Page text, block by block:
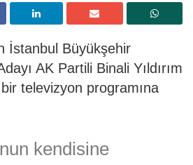
İstanbul Büyükşehir
AK Partili Binali Yıldırım
televizyon programına
kendisine